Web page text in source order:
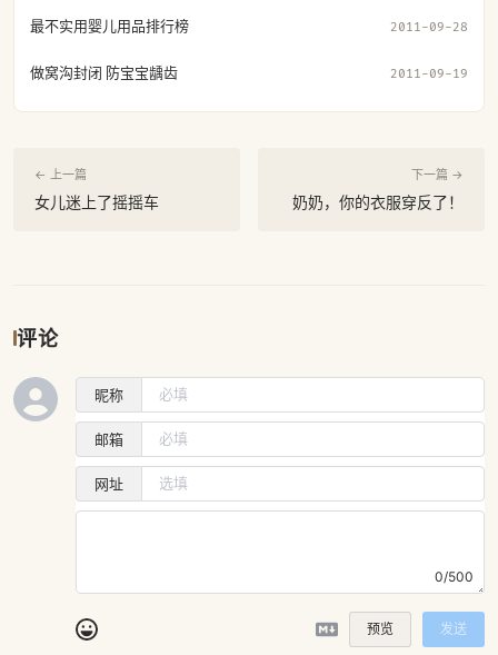
最不实用婴儿用品排行榜 2011-09-28
做窝沟封闭 防宝宝龋齿 2011-09-19
← 上一篇
女儿迷上了摇摇车
下一篇 →
奶奶，你的衣服穿反了！
评论
昵称
邮箱
网址
0/500
预览 发送